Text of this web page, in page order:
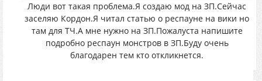
Люди вот такая проблема.Я создаю мод на ЗП.Сейчас
заселяю Кордон.Я читал статью о респауне на вики но
там для ТЧ.А мне нужно на ЗП.Пожалуста напишите
подробно респаун монстров в ЗП.Буду очень
благодарен тем кто откликнется.